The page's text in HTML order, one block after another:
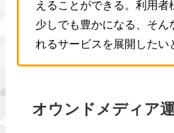
えることができる。利用
少しでも豊かになる、そん
れるサービスを展開したい
オウンドメディア